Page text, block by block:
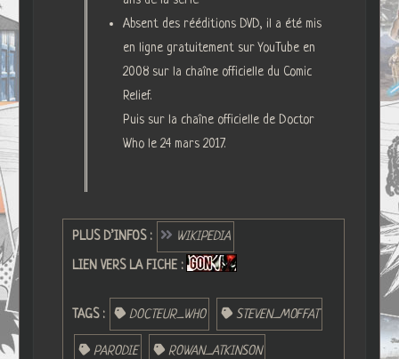
Absent des rééditions DVD, il a été mis
en ligne gratuitement sur YouTube en
2008 sur la chaîne officielle du Comic
Relief.
Puis sur la chaîne officielle de Doctor
Who le 24 mars 2017.
PLUS D’INFOS : WIKIPEDIA
LIEN VERS LA FICHE :
TAGS : DOCTEUR_WHO STEVEN_MOFFAT
PARODIE ROWAN_ATKINSON